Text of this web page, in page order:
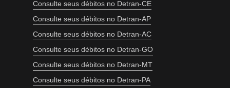
Consulte seus débitos no Detran-CE
Consulte seus débitos no Detran-AP
Consulte seus débitos no Detran-AC
Consulte seus débitos no Detran-GO
Consulte seus débitos no Detran-MT
Consulte seus débitos no Detran-PA